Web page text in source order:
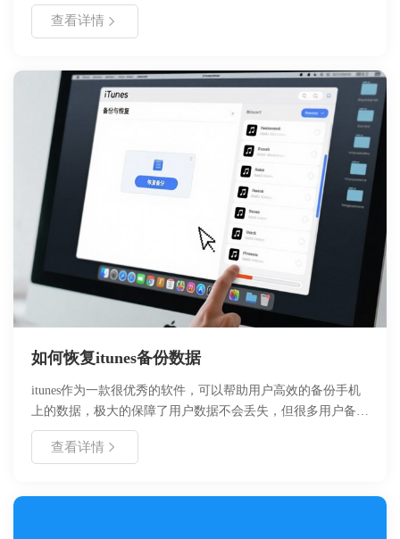
处理。通过本教程，用户可以掌握高效的视频编码转换技巧，
适用于批量处理、格式兼容及画质优化场景，帮助开发者及多
查看详情
如何恢复itunes备份数据
itunes作为一款很优秀的软件，可以帮助用户高效的备份手机
上的数据，极大的保障了用户数据不会丢失，但很多用户备份
itunes数据后，不知道如何恢复里面需要的数据，今天好哈办
公来教你如何利用工具会恢复itunes数据
查看详情